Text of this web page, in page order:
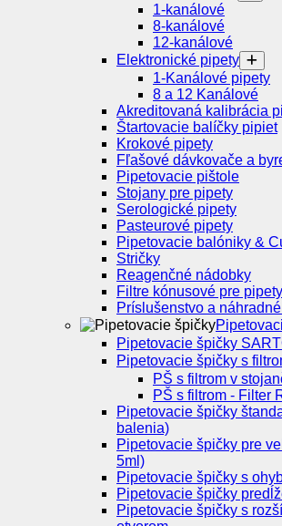
1-kanálové
8-kanálové
12-kanálové
Elektronické pipety
1-Kanálové pipety
8 a 12 Kanálové
Akreditovaná kalibrácia
Štartovacie balíčky pipiet
Krokové pipety
Fľašové dávkovače a
Pipetovacie pištole
Stojany pre pipety
Serologické pipety
Pasteurové pipety
Pipetovacie balóniky &
Stričky
Reagenčné nádobky
Filtre kónusové pre pipety
Príslušenstvo a
Pipetovacie špičky
Pipetovacie špičky s
PŠ s filtrom v
PŠ s filtrom - Filter
Pipetovacie špičky
balenia)
Pipetovacie špičky pre
5ml)
Pipetovacie špičky s
Pipetovacie špičky
Pipetovacie špičky s